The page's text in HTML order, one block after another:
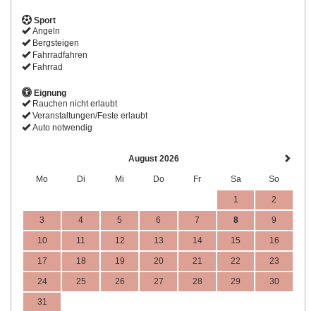
Sport
Angeln
Bergsteigen
Fahrradfahren
Fahrrad
Eignung
Rauchen nicht erlaubt
Veranstaltungen/Feste erlaubt
Auto notwendig
August 2026
Mo Di Mi Do Fr Sa So
1 2
3 4 5 6 7 8 9
10 11 12 13 14 15 16
17 18 19 20 21 22 23
24 25 26 27 28 29 30
31